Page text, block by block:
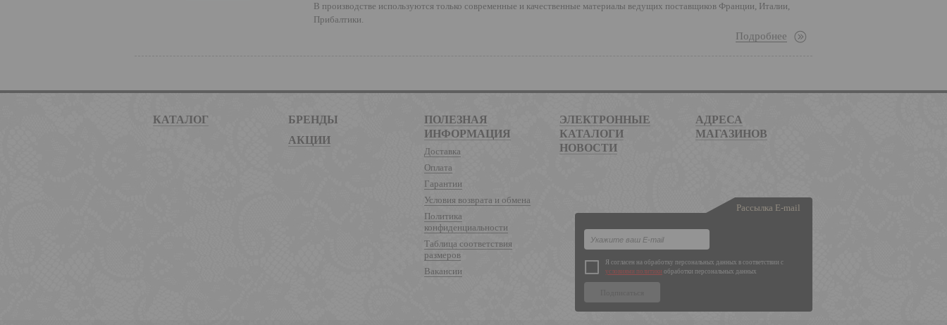
В производстве используются только современные и качественные материалы ведущих поставщиков Франции, Италии,
Прибалтики.
Подробнее
КАТАЛОГ
БРЕНДЫ
АКЦИИ
ПОЛЕЗНАЯ
ИНФОРМАЦИЯ
Доставка
Оплата
Гарантии
Условия возврата и обмена
Политика
конфиденциальности
Таблица соответствия
размеров
Вакансии
ЭЛЕКТРОННЫЕ
КАТАЛОГИ
АДРЕСА
МАГАЗИНОВ
НОВОСТИ
Рассылка E-mail
Я согласен на обработку персональных данных в соответствии с
условиями политики обработки персональных данных